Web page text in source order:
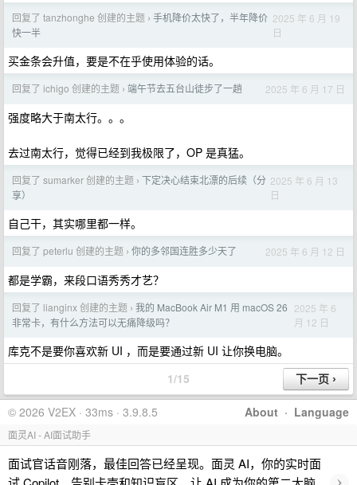
回复了 tanzhonghe 创建的主题 › 手机降价太快了，半年降价
快一半
2025 年 6 月 19
日
买金条会升值，要是不在乎使用体验的话。
回复了 ichigo 创建的主题 › 端午节去五台山徒步了一趟 2025 年 6 月 17 日
强度略大于南太行。。。
去过南太行，觉得已经到我极限了，OP 是真猛。
回复了 sumarker 创建的主题 › 下定决心结束北漂的后续（分
享）
2025 年 6 月 13
日
自己干，其实哪里都一样。
回复了 peterlu 创建的主题 › 你的多邻国连胜多少天了 2025 年 6 月 12 日
都是学霸，来段口语秀秀才艺？
回复了 lianginx 创建的主题 › 我的 MacBook Air M1 用 macOS 26
非常卡，有什么方法可以无痛降级吗？
2025 年 6
月 12 日
库克不是要你喜欢新 UI ，而是要通过新 UI 让你换电脑。
1/15
About · Language
© 2026 V2EX · 33ms · 3.9.8.5
面灵AI - AI面试助手
面试官话音刚落，最佳回答已经呈现。面灵 AI，你的实时面
›